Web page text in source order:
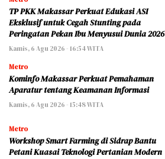
TP PKK Makassar Perkuat Edukasi ASI
Eksklusif untuk Cegah Stunting pada
Peringatan Pekan Ibu Menyusui Dunia 2026
Kamis, 6 Agu 2026 - 16:54 WITA
Metro
Kominfo Makassar Perkuat Pemahaman
Aparatur tentang Keamanan Informasi
Kamis, 6 Agu 2026 - 15:48 WITA
Metro
Workshop Smart Farming di Sidrap Bantu
Petani Kuasai Teknologi Pertanian Modern